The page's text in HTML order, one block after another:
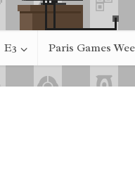
E3 Paris Games